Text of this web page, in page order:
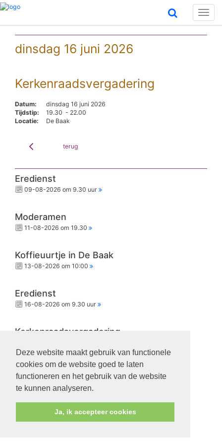
Deze website maakt gebruik van functionele
cookies om de website goed te laten
functioneren en het gebruik van de website
te kunnen analyseren.
Ja, ik accepteer cookies
dinsdag 16 juni 2026
Kerkenraadsvergadering
Datum:
dinsdag 16 juni 2026
Tijdstip:
19.30 - 22.00
Locatie:
De Baak
terug
Eredienst
09-08-2026 om 9.30 uur
Moderamen
11-08-2026 om 19.30
Koffieuurtje in De Baak
13-08-2026 om 10:00
Eredienst
16-08-2026 om 9.30 uur
Kerkenraadsvergadering
Eredienst
23-08-2026 om 9.30 uur